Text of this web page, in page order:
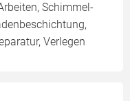
Schimmel-
Verlegen